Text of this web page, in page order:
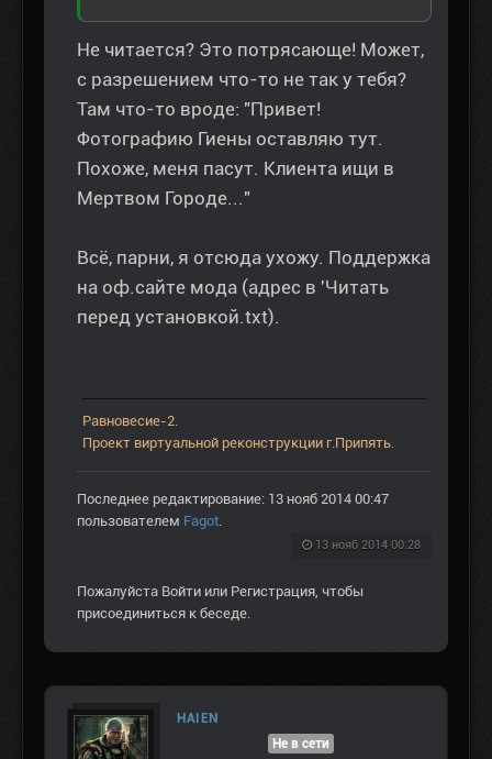
Не читается? Это потрясающе! Может,
с разрешением что-то не так у тебя?
Там что-то вроде: "Привет!
Фотографию Гиены оставляю тут.
Похоже, меня пасут. Клиента ищи в
Мертвом Городе..."
Всё, парни, я отсюда ухожу. Поддержка
на оф.сайте мода (адрес в 'Читать
перед установкой.txt).
Равновесие-2.
Проект виртуальной реконструкции г.Припять.
Последнее редактирование: 13 нояб 2014 00:47
пользователем Fagot.
13 нояб 2014 00:28
Пожалуйста Войти или Регистрация, чтобы
присоединиться к беседе.
HAIEN
Не в сети